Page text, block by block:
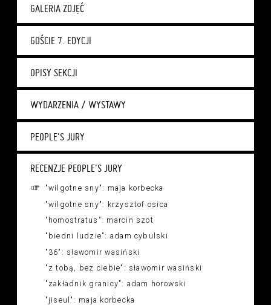
GALERIA ZDJĘĆ
GOŚCIE 7. EDYCJI
OPISY SEKCJI
WYDARZENIA / WYSTAWY
PEOPLE'S JURY
RECENZJE PEOPLE'S JURY
"wilgotne sny": maja korbecka
"wilgotne sny": krzysztof osica
"homostratus": marcin szot
"biedni ludzie": adam cybulski
"36": sławomir wasiński
"z tobą, bez ciebie": sławomir wasiński
"zakładnik granicy": adam horowski
"jiseul": maja korbecka